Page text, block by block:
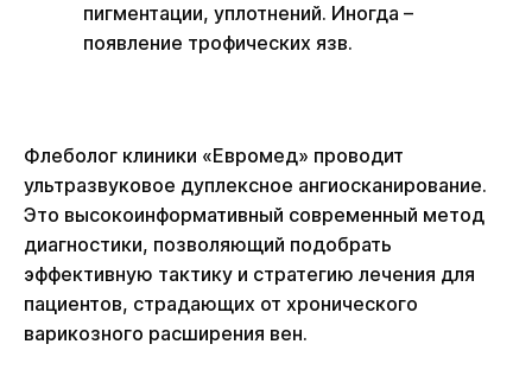
пигментации, уплотнений. Иногда –
появление трофических язв.
Флеболог клиники «Евромед» проводит
ультразвуковое дуплексное ангиосканирование.
Это высокоинформативный современный метод
диагностики, позволяющий подобрать
эффективную тактику и стратегию лечения для
пациентов, страдающих от хронического
варикозного расширения вен.